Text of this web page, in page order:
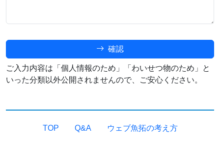
確認
ご入力内容は「個人情報のため」「わいせつ物のため」と
いった分類以外公開されませんので、ご安心ください。
TOP Q&A ウェブ魚拓の考え方